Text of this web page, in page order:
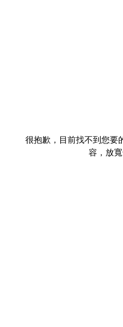
很抱歉，目前找不到您要
容，放